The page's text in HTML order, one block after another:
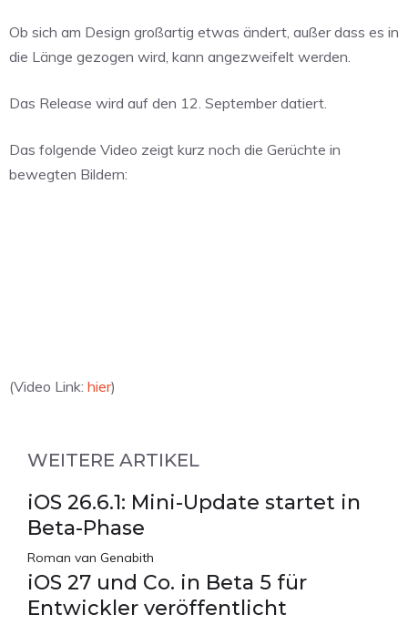
Ob sich am Design großartig etwas ändert, außer dass es in
die Länge gezogen wird, kann angezweifelt werden.
Das Release wird auf den 12. September datiert.
Das folgende Video zeigt kurz noch die Gerüchte in
bewegten Bildern:
(Video Link: hier)
WEITERE ARTIKEL
iOS 26.6.1: Mini-Update startet in
Beta-Phase
Roman van Genabith
iOS 27 und Co. in Beta 5 für
Entwickler veröffentlicht